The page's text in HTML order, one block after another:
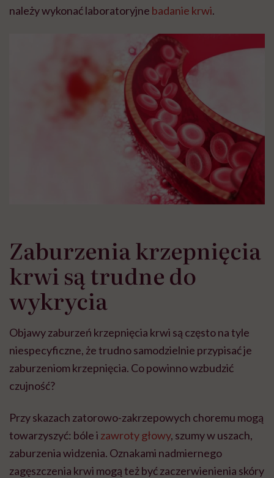
należy wykonać laboratoryjne badanie krwi.
Zaburzenia krzepnięcia
krwi są trudne do
wykrycia
Objawy zaburzeń krzepnięcia krwi są często na tyle
niespecyficzne, że trudno samodzielnie przypisać je
zaburzeniom krzepnięcia. Co powinno wzbudzić
czujność?
Przy skazach zatorowo-zakrzepowych choremu mogą
towarzyszyć: bóle i zawroty głowy, szumy w uszach,
zaburzenia widzenia. Oznakami nadmiernego
zagęszczenia krwi mogą też być zaczerwienienia skóry